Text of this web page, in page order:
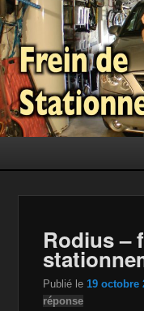
Rodius –
Publié le 19 octobre
réponse